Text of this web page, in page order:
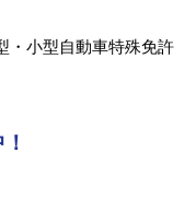
・小型自動車特殊免許